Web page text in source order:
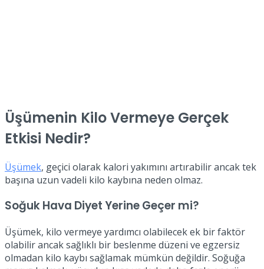
Üşümenin Kilo Vermeye Gerçek
Etkisi Nedir?
Üşümek, geçici olarak kalori yakımını artırabilir ancak tek
başına uzun vadeli kilo kaybına neden olmaz.
Soğuk Hava Diyet Yerine Geçer mi?
Üşümek, kilo vermeye yardımcı olabilecek ek bir faktör
olabilir ancak sağlıklı bir beslenme düzeni ve egzersiz
olmadan kilo kaybı sağlamak mümkün değildir. Soğuğa